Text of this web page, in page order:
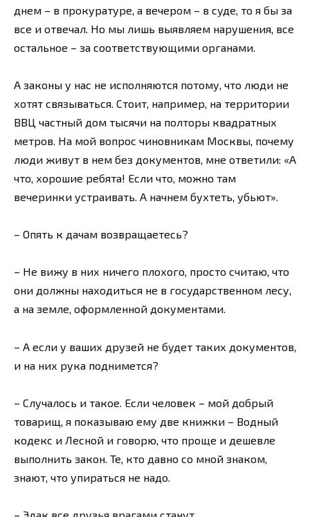
днем – в прокуратуре, а вечером – в суде, то я бы за
все и отвечал. Но мы лишь выявляем нарушения, все
остальное – за соответствующими органами.
А законы у нас не исполняются потому, что люди не
хотят связываться. Стоит, например, на территории
ВВЦ частный дом тысячи на полторы квадратных
метров. На мой вопрос чиновникам Москвы, почему
люди живут в нем без документов, мне ответили: «А
что, хорошие ребята! Если что, можно там
вечеринки устраивать. А начнем бухтеть, убьют».
– Опять к дачам возвращаетесь?
– Не вижу в них ничего плохого, просто считаю, что
они должны находиться не в государственном лесу,
а на земле, оформленной докумен­тами.
– А если у ваших друзей не будет таких документов,
и на них рука поднимется?
– Случалось и такое. Если человек – мой добрый
товарищ, я показываю ему две книжки – Водный
кодекс и Лесной и говорю, что проще и дешевле
выполнить закон. Те, кто давно со мной знаком,
знают, что упираться не надо.